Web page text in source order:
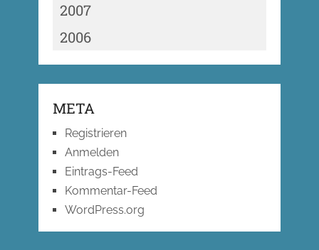
2007
2006
META
Registrieren
Anmelden
Eintrags-Feed
Kommentar-Feed
WordPress.org